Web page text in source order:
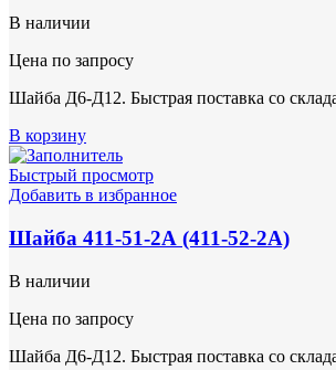
В наличии
Цена по запросу
Шайба Д6-Д12. Быстрая поставка со
В корзину
Быстрый просмотр
Добавить в избранное
Шайба 411-51-2А (411-52-2А)
В наличии
Цена по запросу
Шайба Д6-Д12. Быстрая поставка со